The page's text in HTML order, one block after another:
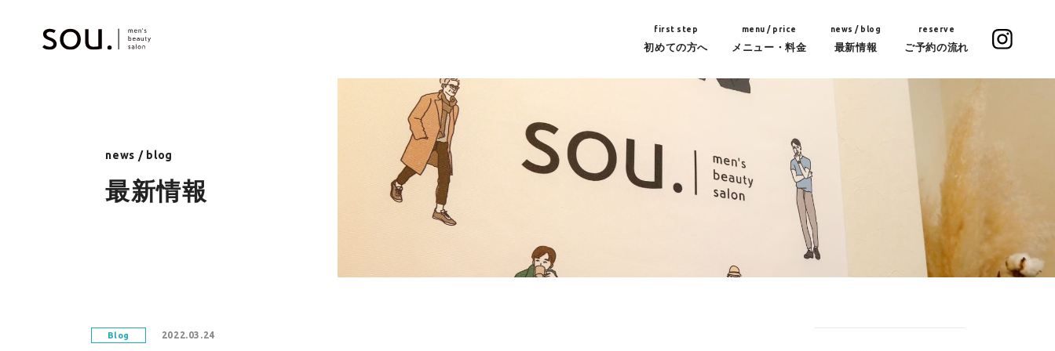
first step
初めての方へ
menu / price
メニュー・料金
news / blog
最新情報
reserve
ご予約の流れ
news / blog
最新情報
Blog 2022.03.24